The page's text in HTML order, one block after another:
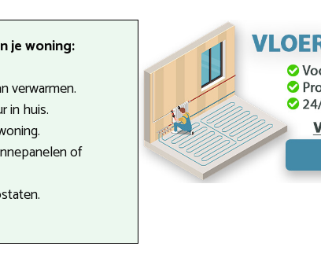
je woning:
verwarmen.
in huis.
of